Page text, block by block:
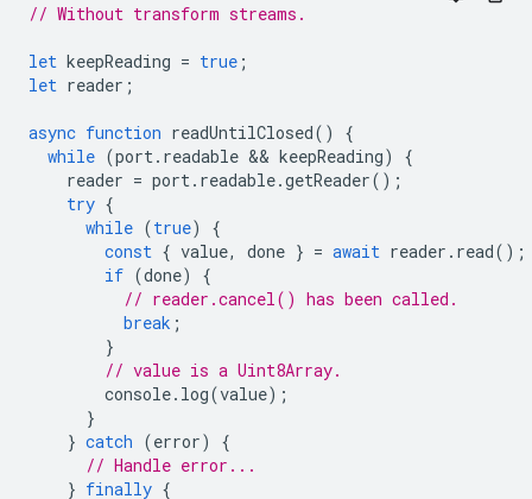
// Without transform streams.
let keepReading = true ;
let reader ;
async function readUntilClosed()
{
while (port. readable && keepReading)
{
reader = port. readable.getReader();
try {
while (true)
{
const { value, done } = await reader . read();
if (done)
{
// reader.cancel() has been called.
break ;
}
// value is a Uint8Array.
console. log(value);
}
} catch (error)
{
// Handle error...
} finally {